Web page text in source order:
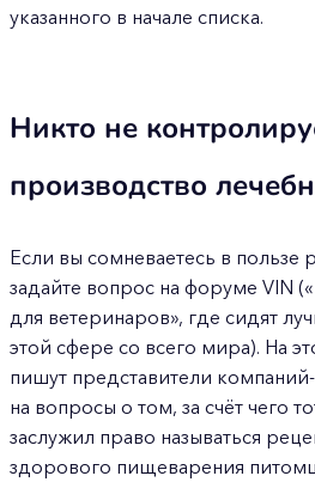
указанного в начале списка.
Никто не
производство
Если вы сомневаетесь в пользе
задайте вопрос на форуме VIN
для ветеринаров», где сидят
этой сфере со всего мира). На
пишут представители
на вопросы о том, за счёт чего
заслужил право называться
здорового пищеварения